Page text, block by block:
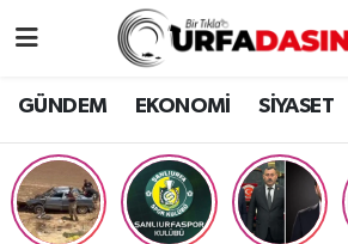
GÜNDEM EKONOMİ SİYASET
EKONOMİ
SİYASET
Gizlilik ve Güvenlik Politikası
İletişim
Nöbetçi Eczaneler
Hava Durumu
Namaz Vakitleri